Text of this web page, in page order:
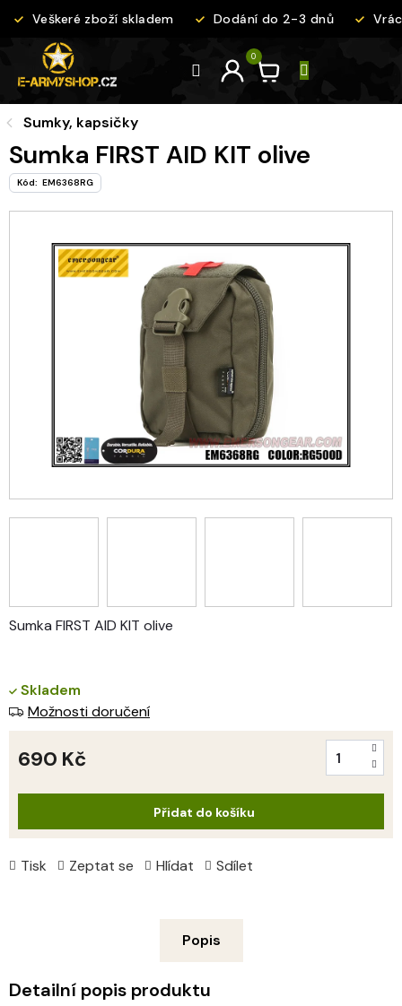
Veškeré zboží skladem Dodání do 2-3 dnů
Sumky, kapsičky
Sumka FIRST AID KIT olive
Kód: EM6368RG
Sumka FIRST AID KIT olive
Tisk Zeptat se Hlídat Sdílet
Skladem
Možnosti doručení
690 Kč
Přidat do košíku
Popis
Detailní popis produktu